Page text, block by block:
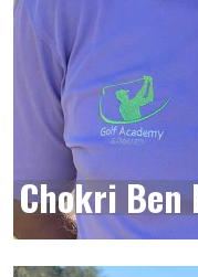
Chokri Ben